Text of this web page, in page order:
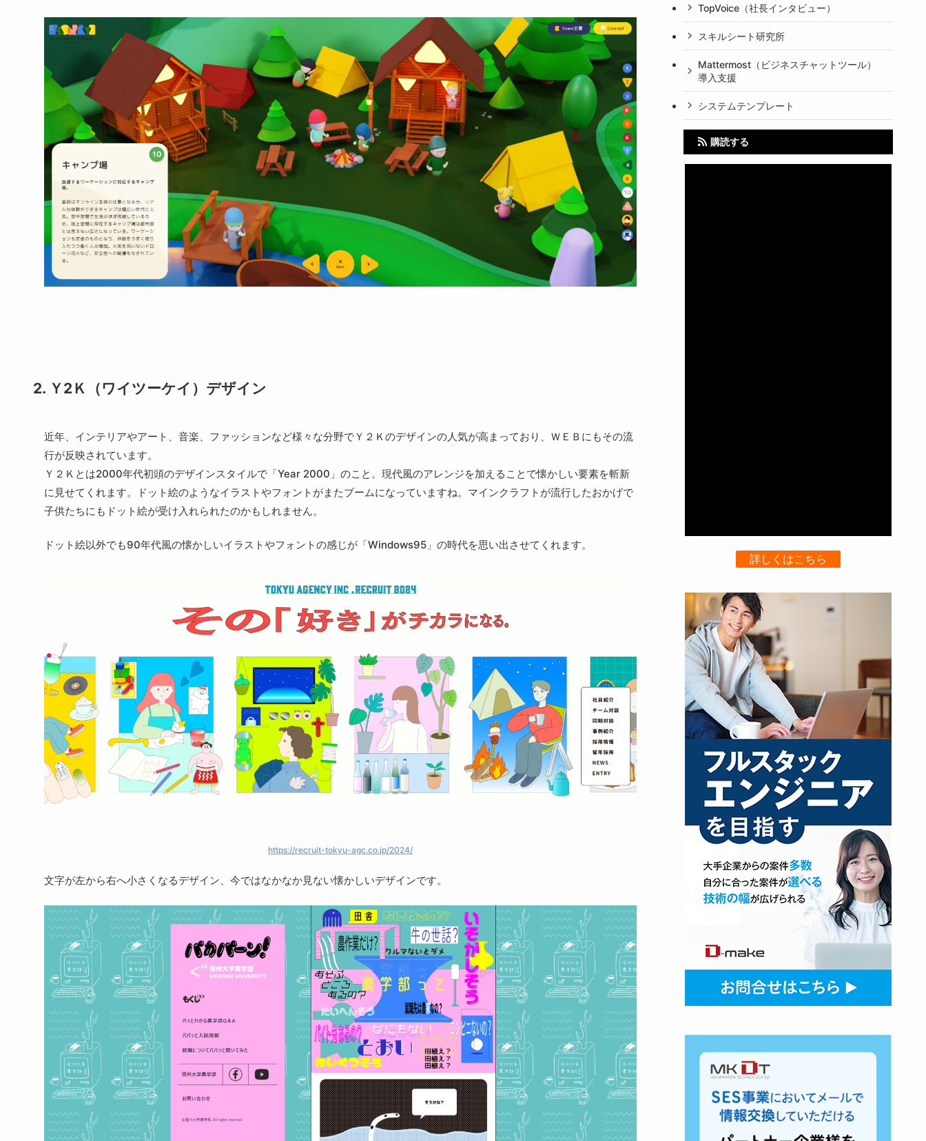
2. Ｙ2Ｋ（ワイツーケイ）デザイン
近年、インテリアやアート、音楽、ファッションなど様々な分野でＹ２Ｋのデザインの人気が高まっており、ＷＥＢにもその流
行が反映されています。
Ｙ２Ｋとは2000年代初頭のデザインスタイルで「Year 2000」のこと。現代風のアレンジを加えることで懐かしい要素を斬新
に見せてくれます。ドット絵のようなイラストやフォントがまたブームになっていますね。マインクラフトが流行したおかげで
子供たちにもドット絵が受け入れられたのかもしれません。
ドット絵以外でも90年代風の懐かしいイラストやフォントの感じが「Windows95」の時代を思い出させてくれます。
https://recruit-tokyu-agc.co.jp/2024/
文字が左から右へ小さくなるデザイン、今ではなかなか見ない懐かしいデザインです。
TopVoice（社長インタビュー）
スキルシート研究所
Mattermost（ビジネスチャットツール）
導入支援
システムテンプレート
購読する
詳しくはこちら